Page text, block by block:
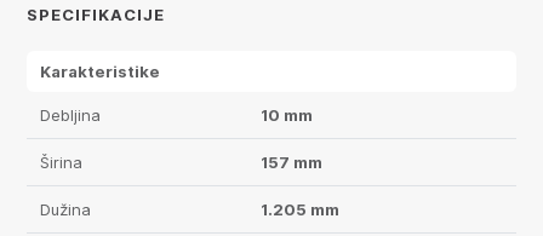
SPECIFIKACIJE
Karakteristike
Debljina 10 mm
Širina 157 mm
Dužina 1.205 mm